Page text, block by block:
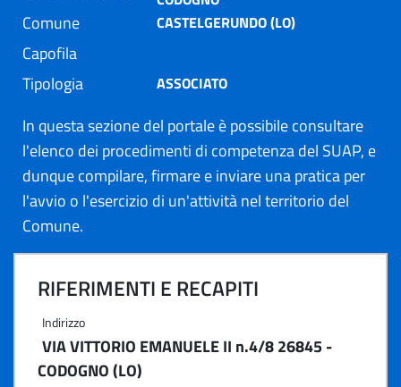
Comune CASTELGERUNDO (LO)
Capofila
Tipologia
ASSOCIATO
In questa sezione del portale è possibile consultare
l'elenco dei procedimenti di competenza del SUAP, e
dunque compilare, firmare e inviare una pratica per
l'avvio o l'esercizio di un'attività nel territorio del
Comune.
RIFERIMENTI E RECAPITI
Indirizzo
VIA VITTORIO EMANUELE II n.4/8 26845 -
CODOGNO (LO)